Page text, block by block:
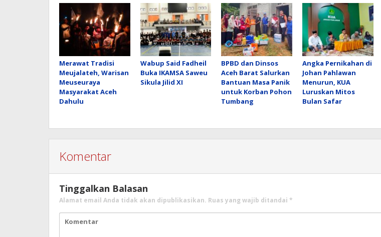
Merawat Tradisi
Meujalateh, Warisan
Meuseuraya
Masyarakat Aceh
Dahulu
Wabup Said Fadheil
Buka IKAMSA Saweu
Sikula Jilid XI
BPBD dan Dinsos
Aceh Barat Salurkan
Bantuan Masa Panik
untuk Korban Pohon
Tumbang
Angka Pernikahan di
Johan Pahlawan
Menurun, KUA
Luruskan Mitos
Bulan Safar
Komentar
Tinggalkan Balasan
Alamat email Anda tidak akan dipublikasikan. Ruas yang wajib ditandai *